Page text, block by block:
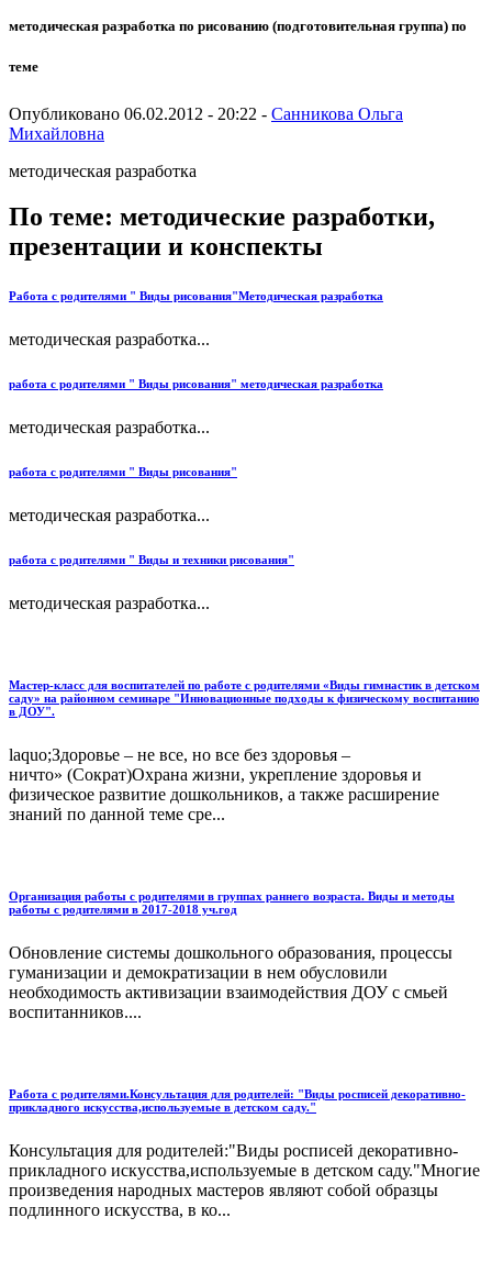
методическая разработка по рисованию (подготовительная группа) по
теме
Опубликовано 06.02.2012 - 20:22 - Санникова Ольга
Михайловна
методическая разработка
По теме: методические разработки,
презентации и конспекты
Работа с родителями " Виды рисования"Методическая разработка
методическая разработка...
работа с родителями " Виды рисования" методическая разработка
методическая разработка...
работа с родителями " Виды рисования"
методическая разработка...
работа с родителями " Виды и техники рисования"
методическая разработка...
Мастер-класс для воспитателей по работе с родителями «Виды гимнастик в детском
саду» на районном семинаре "Инновационные подходы к физическому воспитанию
в ДОУ".
laquo;Здоровье – не все, но все без здоровья –
ничто» (Сократ)Охрана жизни, укрепление здоровья и
физическое развитие дошкольников, а также расширение
знаний по данной теме сре...
Организация работы с родителями в группах раннего возраста. Виды и методы
работы с родителями в 2017-2018 уч.год
Обновление системы дошкольного образования, процессы
гуманизации и демократизации в нем обусловили
необходимость активизации взаимодействия ДОУ с смьей
воспитанников....
Работа с родителями.Консультация для родителей: "Виды росписей декоративно-
прикладного искусства,используемые в детском саду."
Консультация для родителей:"Виды росписей декоративно-
прикладного искусства,используемые в детском саду."Многие
произведения народных мастеров являют собой образцы
подлинного искусства, в ко...